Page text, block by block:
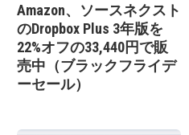
Amazon、ソースネクスト
のDropbox Plus 3年版を
22%オフの33,440円で販
売中（ブラックフライデ
ーセール）